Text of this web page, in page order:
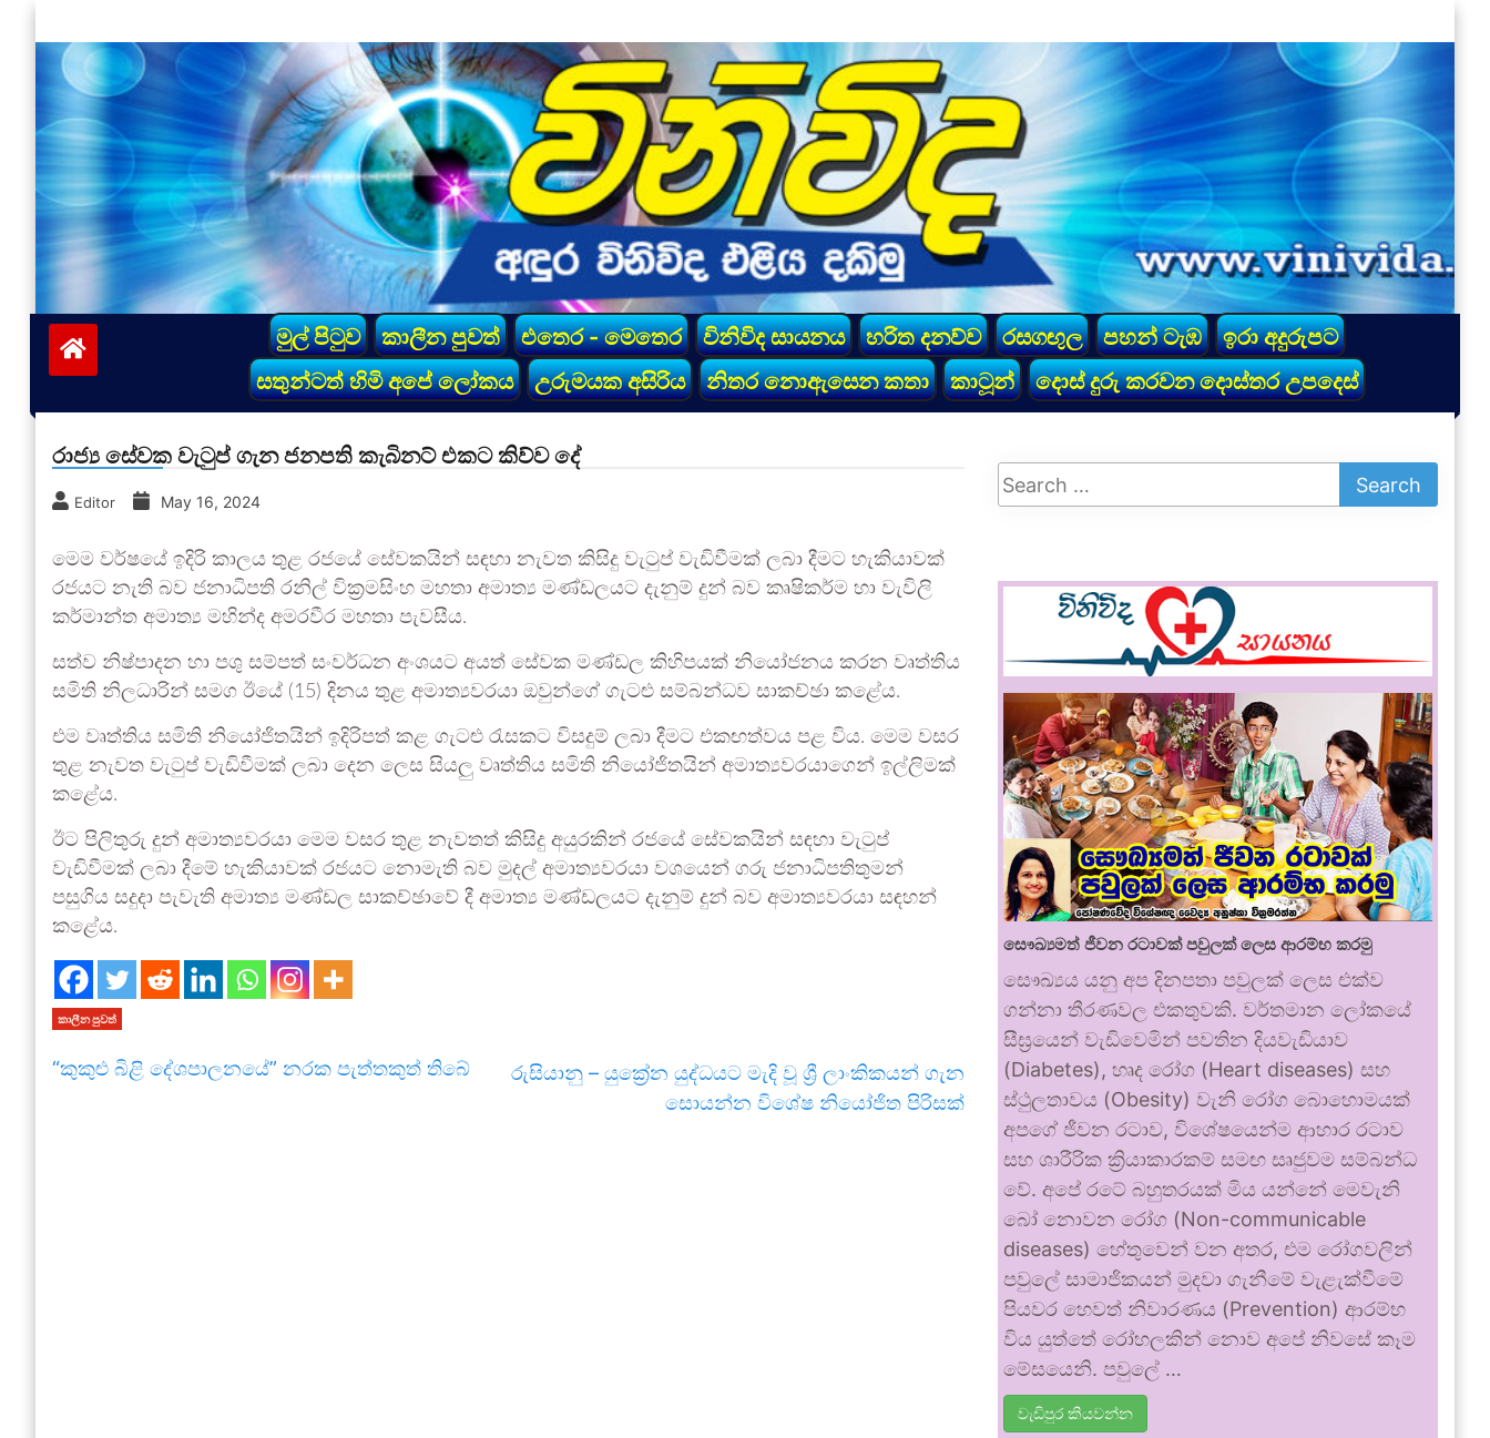
to
content
vinivida.lk
මුල් පිටුව කාලීන පුවත් එතෙර - මෙතෙර විනිවිද සායනය හරිත දනව්ව රසගඟුල පහන් ටැඹ
ඉරා අදුරුපට
සතුන්ටත් හිමි අපේ ලෝකය
උරුමයක අසිරිය නිතර නොඇසෙන කතා කාටූන් දොස් දුරු කරවන දොස්තර උපදෙස්
රාජ්‍ය සේවක වැටුප් ගැන ජනපති කැබිනට් එකට කිව්ව දේ
Editor May 16, 2024
මෙම වර්ෂයේ ඉදිරි කාලය තුළ රජයේ සේවකයින් සඳහා නැවත කිසිදු වැටුප් වැඩිවීමක් ලබා දීමට හැකියාවක්
රජයට නැති බව ජනාධිපති රනිල් වික්‍රමසිංහ මහතා අමාත්‍ය මණ්ඩලයට දැනුම් දුන් බව කෘෂිකර්ම හා වැවිලි
කර්මාන්ත අමාත්‍ය මහින්ද අමරවීර මහතා පැවසීය.
සත්ව නිෂ්පාදන හා පශු සම්පත් සංවර්ධන අංශයට අයත් සේවක මණ්ඩල කිහිපයක් නියෝජනය කරන වෘත්තිය
සමිති නිලධාරින් සමග ඊයේ (15) දිනය තුළ අමාත්‍යවරයා ඔවුන්ගේ ගැටළු සම්බන්ධව සාකච්ඡා කළේය.
එම වෘත්තිය සමිති නියෝජිතයින් ඉදිරිපත් කළ ගැටළු රැසකට විසදුම් ලබා දීමට එකඟත්වය පළ විය. මෙම වසර
තුළ නැවත වැටුප් වැඩිවීමක් ලබා දෙන ලෙස සියලු වෘත්තිය සමිති නියෝජිතයින් අමාත්‍යවරයාගෙන් ඉල්ලිමක්
කළේය.
ඊට පිලිතුරු දුන් අමාත්‍යවරයා මෙම වසර තුළ නැවතත් කිසිදු අයුරකින් රජයේ සේවකයින් සඳහා වැටුප්
වැඩිවීමක් ලබා දීමේ හැකියාවක් රජයට නොමැති බව මුදල් අමාත්‍යවරයා වශයෙන් ගරු ජනාධිපතිතුමන්
පසුගිය සදුදා පැවැති අමාත්‍ය මණ්ඩල සාකච්ඡාවේ දී අමාත්‍ය මණ්ඩලයට දැනුම් දුන් බව අමාත්‍යවරයා සඳහන්
කළේය.
කාලීන පුවත්
“කුකුළු බිළි දේශපාලනයේ” නරක පැත්තකුත් තිබේ
රුසියානු – යුක්‍රේන යුද්ධයට මැදි වූ ශ්‍රී ලාංකිකයන් ගැන
සොයන්න විශේෂ නියෝජිත පිරිසක්
සෞඛ්‍යමත් ජීවන රටාවක් පවුලක් ලෙස ආරම්භ කරමු
සෞඛ්‍යය යනු අප දිනපතා පවුලක් ලෙස එක්ව
ගන්නා තීරණවල එකතුවකි. වර්තමාන ලෝකයේ
සීඝ්‍රයෙන් වැඩිවෙමින් පවතින දියවැඩියාව
(Diabetes), හෘද රෝග (Heart diseases) සහ
ස්ථුලතාවය (Obesity) වැනි රෝග බොහොමයක්
අපගේ ජීවන රටාව, විශේෂයෙන්ම ආහාර රටාව
සහ ශාරීරික ක්‍රියාකාරකම් සමඟ සෘජුවම සම්බන්ධ
වේ. අපේ රටේ බහුතරයක් මිය යන්නේ මෙවැනි
බෝ නොවන රෝග (Non-communicable
diseases) හේතුවෙන් වන අතර, එම රෝගවලින්
පවුලේ සාමාජිකයන් මුදවා ගැනීමේ වැළැක්වීමේ
පියවර හෙවත් නිවාරණය (Prevention) ආරම්භ
විය යුත්තේ රෝහලකින් නොව අපේ නිවසේ කෑම
මේසයෙනි. පවුලේ …
වැඩිපුර කියවන්න